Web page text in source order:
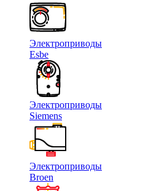
Электроприводы
Esbe
Электроприводы
Siemens
Электроприводы
Broen